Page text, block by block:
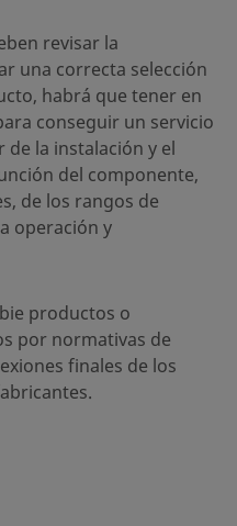
estándar (SC-10)
Cónica
revisar la
una correcta selección
habrá que tener en
conseguir un servicio
la instalación y el
del componente,
de los rangos de
operación y
productos o
por normativas de
finales de los